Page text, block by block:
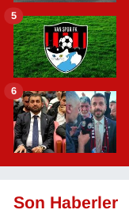
5
6
Son Haberler